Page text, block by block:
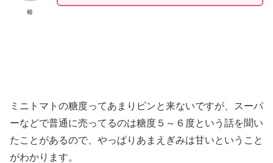
椿
ミニトマトの糖度ってあまりピンと来ないですが、スーパ
ーなどで普通に売ってるのは糖度５～６度という話を聞い
たことがあるので、やっぱりあまえぎみは甘いということ
がわかります。